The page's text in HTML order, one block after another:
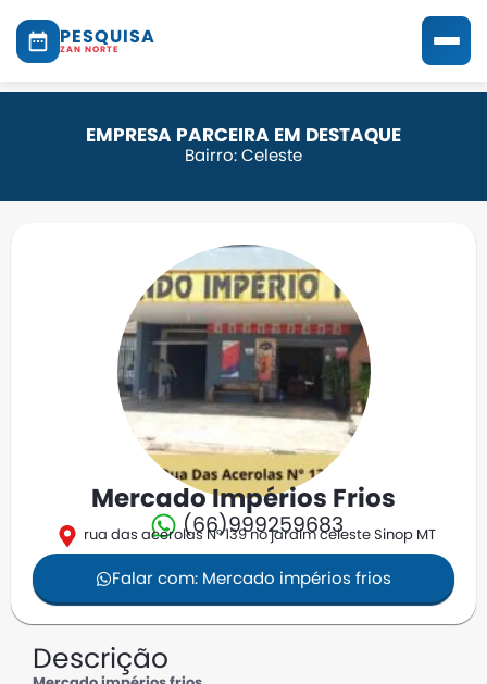
PESQUISA
ZAN NORTE
EMPRESA PARCEIRA EM DESTAQUE
Bairro: Celeste
Mercado Impérios Frios
(66)999259683
rua das acerolas N° 139 no jardim celeste Sinop MT
Falar com: Mercado impérios frios
Descrição